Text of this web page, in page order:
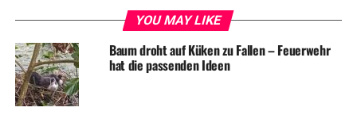
RELATED TOPICS:
NEWS
UP NEXT
Kaiserstraße: Weiterhin in Richtung Witten gesperrt
YOU MAY LIKE
Baum droht auf Küken zu Fallen – Feuerwehr
hat die passenden Ideen